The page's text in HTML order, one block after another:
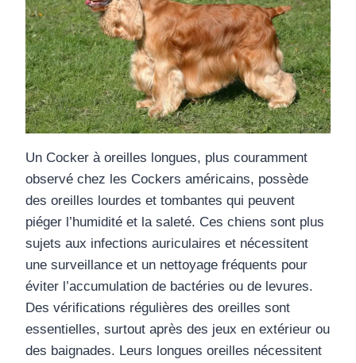
Un Cocker à oreilles longues, plus couramment
observé chez les Cockers américains, possède
des oreilles lourdes et tombantes qui peuvent
piéger l’humidité et la saleté. Ces chiens sont plus
sujets aux infections auriculaires et nécessitent
une surveillance et un nettoyage fréquents pour
éviter l’accumulation de bactéries ou de levures.
Des vérifications régulières des oreilles sont
essentielles, surtout après des jeux en extérieur ou
des baignades. Leurs longues oreilles nécessitent